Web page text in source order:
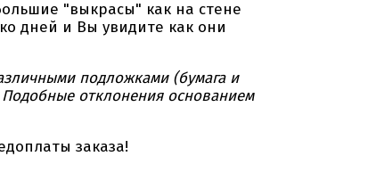
"выкрасы" как на стене
дней и Вы увидите как они
подложками (бумага и
отклонения основанием
заказа!